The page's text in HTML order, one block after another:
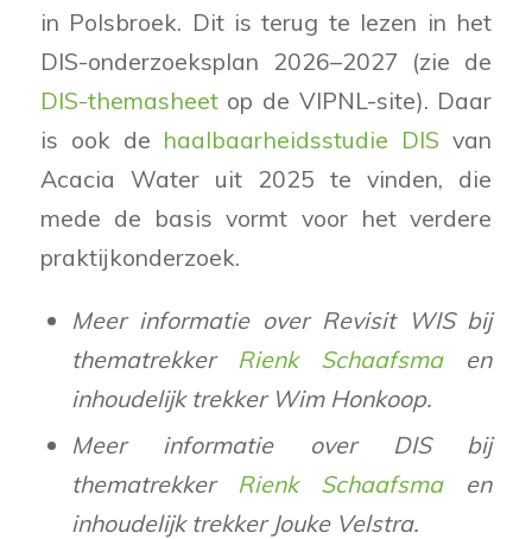
in Polsbroek. Dit is terug te lezen in het
DIS-onderzoeksplan 2026–2027 (zie de
DIS-themasheetop de VIPNL-site). Daar
is ook de haalbaarheidsstudie DIS van
Acacia Water uit 2025 te vinden, die
mede de basis vormt voor het verdere
praktijkonderzoek.
Meer informatie over Revisit WIS bij
thematrekker Rienk Schaafsmaen
inhoudelijk trekker Wim Honkoop.
Meer informatie over DIS bij
thematrekker Rienk Schaafsmaen
inhoudelijk trekker Jouke Velstra.